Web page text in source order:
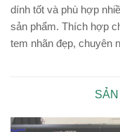
dính tốt và phù hợp
sản phẩm. Thích hợp
tem nhãn đẹp, chuyên